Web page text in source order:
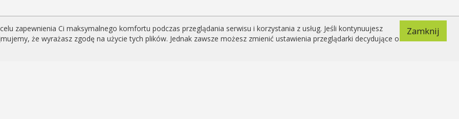
zapewnienia Ci maksymalnego komfortu podczas przeglądania serwisu i korzystania z usług. Jeśli kontynuujesz
że wyrażasz zgodę na użycie tych plików. Jednak zawsze możesz zmienić ustawienia przeglądarki decydujące o
Zamknij